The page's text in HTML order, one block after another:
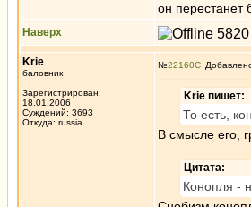
он перестанет
Наверх
Krie
баловник
Зарегистрирован:
18.01.2006
Суждений: 3693
Откуда: russia
№22160
Krie пишет:
То есть,
В смысле его,
Цитата:
Конопля -